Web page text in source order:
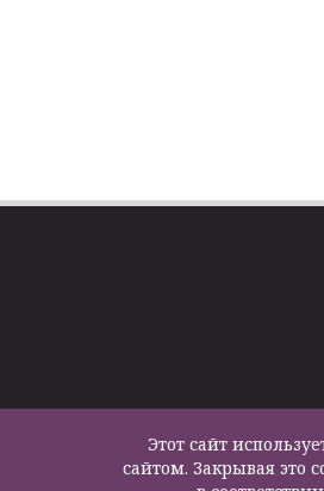
Этот сайт
сайтом. Закрывая это